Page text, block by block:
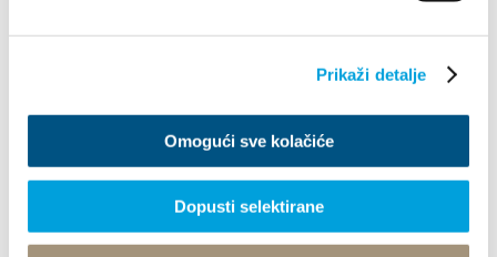
Prikaži detalje
Omogući sve kolačiće
Dopusti selektirane
primal.trade@gmail.com